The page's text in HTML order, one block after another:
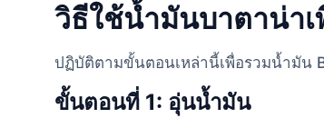
วิธีใช้น้ำมันบาตาน่าเ
ปฏิบัติตามขั้นตอนเหล่านี้เพื่อรวมน้ำมัน
ขั้นตอนที่ 1: อุ่นน้ำมัน